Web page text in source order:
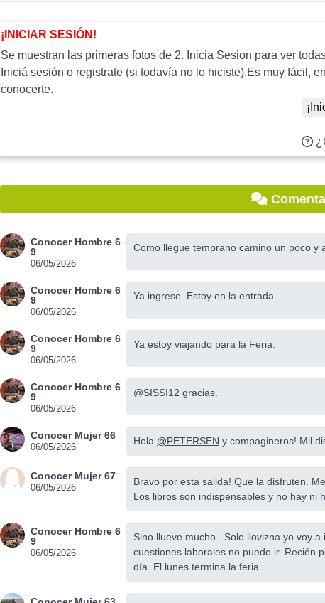
¡INICIAR SESIÓN!
Se muestran las primeras fotos de 2. Inicia Sesion para ver
Iniciá sesión o registrate (si todavía no lo hiciste).Es muy fácil,
conocerte.
Conocer Hombre 6
9
06/05/2026
Como llegue temprano camino un poco y
Conocer Hombre 6
9
06/05/2026
Ya ingrese. Estoy en la entrada.
Conocer Hombre 6
9
06/05/2026
Ya estoy viajando para la Feria.
Conocer Hombre 6
9
06/05/2026
@SISSI12 gracias.
Conocer Mujer 66
06/05/2026
Hola @PETERSEN y compagineros! Mil
Conocer Mujer 67
06/05/2026
Bravo por esta salida! Que la disfruten.
Los libros son indispensables y no hay ni
Conocer Hombre 6
9
06/05/2026
Sino llueve mucho . Solo llovizna yo voy
cuestiones laborales no puedo ir. Recién
día. El lunes termina la feria.